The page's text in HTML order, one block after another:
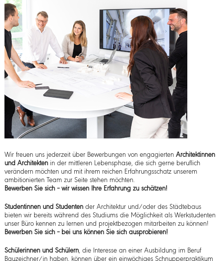
Wir freuen uns jederzeit über Bewerbungen von engagierten Architektinnen
und Architekten in der mittleren Lebensphase, die sich gerne beruflich
verändern möchten und mit ihrem reichen Erfahrungsschatz unserem
ambitionierten Team zur Seite stehen möchten.
Bewerben Sie sich – wir wissen Ihre Erfahrung zu schätzen!
Studentinnen und Studentender Architektur und/oder des Städtebaus
bieten wir bereits während des Studiums die Möglichkeit als Werkstudenten
unser Büro kennen zu lernen und projektbezogen mitarbeiten zu können!
Bewerben Sie sich – bei uns können Sie sich ausprobieren!
Schülerinnen und Schülern, die Interesse an einer Ausbildung im Beruf
Bauzeichner/in haben, können über ein einwöchiges Schnupperpraktikum